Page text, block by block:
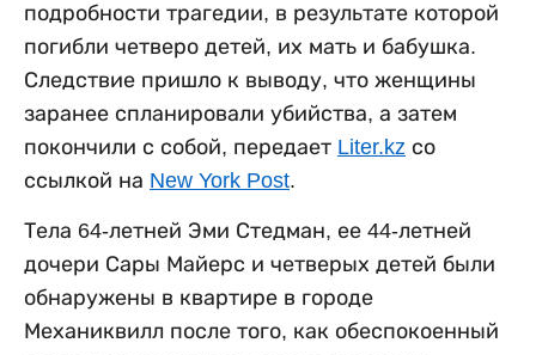
подробности трагедии, в результате которой
погибли четверо детей, их мать и бабушка.
Следствие пришло к выводу, что женщины
заранее спланировали убийства, а затем
покончили с собой, передает Liter.kz со
ссылкой на New York Post.
Тела 64-летней Эми Стедман, ее 44-летней
дочери Сары Майерс и четверых детей были
обнаружены в квартире в городе
Механиквилл после того, как обеспокоенный